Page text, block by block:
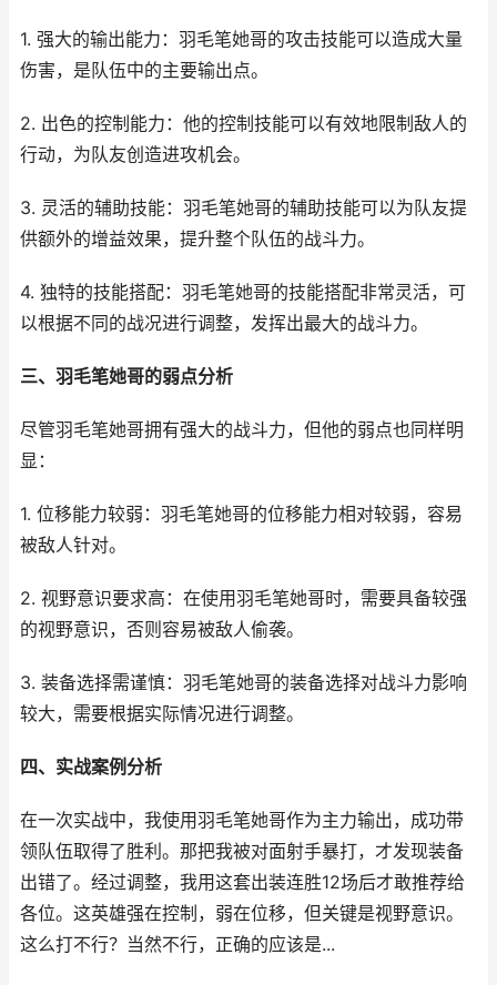
1. 强大的输出能力：羽毛笔她哥的攻击技能可以造成大量
伤害，是队伍中的主要输出点。
2. 出色的控制能力：他的控制技能可以有效地限制敌人的
行动，为队友创造进攻机会。
3. 灵活的辅助技能：羽毛笔她哥的辅助技能可以为队友提
供额外的增益效果，提升整个队伍的战斗力。
4. 独特的技能搭配：羽毛笔她哥的技能搭配非常灵活，可
以根据不同的战况进行调整，发挥出最大的战斗力。
三、羽毛笔她哥的弱点分析
尽管羽毛笔她哥拥有强大的战斗力，但他的弱点也同样明
显：
1. 位移能力较弱：羽毛笔她哥的位移能力相对较弱，容易
被敌人针对。
2. 视野意识要求高：在使用羽毛笔她哥时，需要具备较强
的视野意识，否则容易被敌人偷袭。
3. 装备选择需谨慎：羽毛笔她哥的装备选择对战斗力影响
较大，需要根据实际情况进行调整。
四、实战案例分析
在一次实战中，我使用羽毛笔她哥作为主力输出，成功带
领队伍取得了胜利。那把我被对面射手暴打，才发现装备
出错了。经过调整，我用这套出装连胜12场后才敢推荐给
各位。这英雄强在控制，弱在位移，但关键是视野意识。
这么打不行？当然不行，正确的应该是...